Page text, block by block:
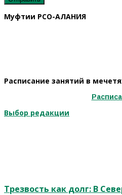
Муфтии РСО-АЛАНИЯ
Расписание занятий в
Выбор редакции
Трезвость как долг: В